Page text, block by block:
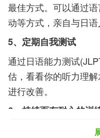
最佳方式。可以通过
动等方式，亲自与日语
5、定期自我测试
通过日语能力测试
估，看看你的听力理
进行改善。
6、持续而有耐心的训
提升听力技能需要花